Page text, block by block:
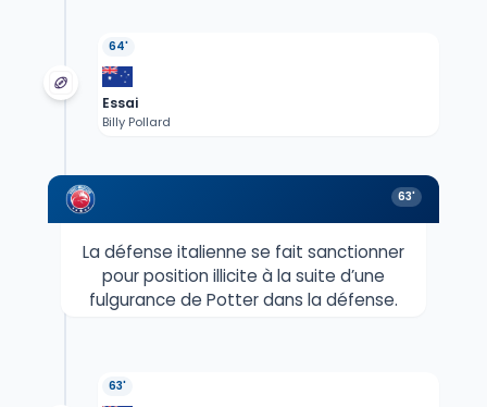
64'
Essai
Billy Pollard
63'
La défense italienne se fait sanctionner
pour position illicite à la suite d’une
fulgurance de Potter dans la défense.
63'